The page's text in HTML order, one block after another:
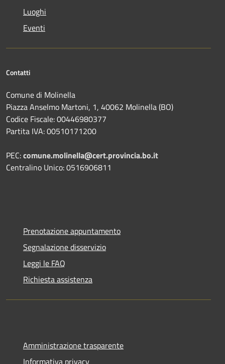
Luoghi
Eventi
Contatti
Comune di Molinella
Piazza Anselmo Martoni, 1, 40062 Molinella (BO)
Codice Fiscale: 00446980377
Partita IVA: 00510171200
PEC:comune.molinella@cert.provincia.bo.it
Centralino Unico: 0516906811
Prenotazione appuntamento
Segnalazione disservizio
Leggi le FAQ
Richiesta assistenza
Amministrazione trasparente
Informativa privacy